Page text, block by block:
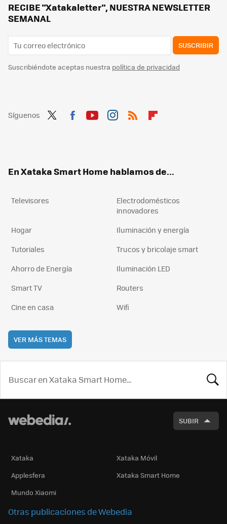
RECIBE "Xatakaletter", NUESTRA NEWSLETTER
SEMANAL
SUSCRIBIR
Suscribiéndote aceptas nuestra política de privacidad
Síguenos
En Xataka Smart Home hablamos de...
Televisores
Electrodomésticos
innovadores
Hogar
Iluminación y energía
Tutoriales
Trucos y bricolaje smart
Ahorro de Energía
Iluminación LED
Smart TV
Routers
Cine en casa
Wifi
VER MÁS TEMAS
SUBIR
Xataka
Xataka Móvil
Applesfera
Xataka Smart Home
Mundo Xiaomi
Otras publicaciones de Webedia